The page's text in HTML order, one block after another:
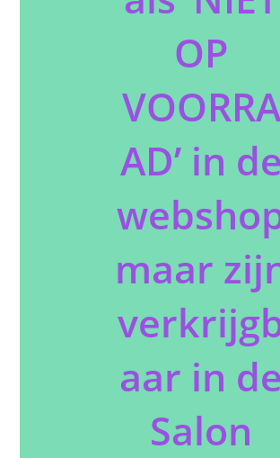
OP
VOORRA
AD’ in de
maar
aar in de
Salon